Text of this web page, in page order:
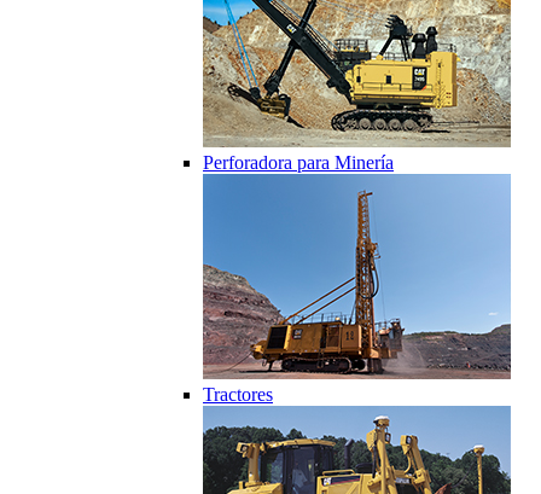
Perforadora para Minería
Tractores